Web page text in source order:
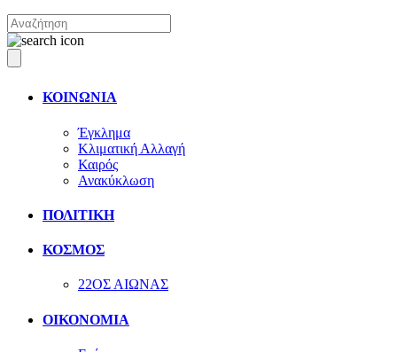
ΚΟΙΝΩΝΙΑ
Έγκλημα
Κλιματική Αλλαγή
Καιρός
Ανακύκλωση
ΠΟΛΙΤΙΚΗ
ΚΟΣΜΟΣ
22ΟΣ ΑΙΩΝΑΣ
ΟΙΚΟΝΟΜΙΑ